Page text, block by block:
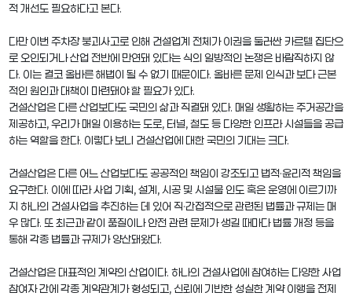
적 개선도 필요하다고 본다.
다만 이번 주차장 붕괴사고로 인해 건설업계 전체가 이권을 둘러싼 카르텔 집단으
로 오인되거나 산업 전반에 만연돼 있다는 식의 일방적인 논쟁은 바람직하지 않
다. 이는 결코 올바른 해법이 될 수 없기 때문이다. 올바른 문제 인식과 보다 근본
적인 원인과 대책이 마련돼야 할 필요가 있다.
건설산업은 다른 산업보다도 국민의 삶과 직결돼 있다. 매일 생활하는 주거공간을
제공하고, 우리가 매일 이용하는 도로, 터널, 철도 등 다양한 인프라 시설들을 공급
하는 역할을 한다. 이렇다 보니 건설산업에 대한 국민의 기대는 크다.
건설산업은 다른 어느 산업보다도 공공적인 책임이 강조되고 법적·윤리적 책임을
요구한다. 이에 따라 사업 기획, 설계, 시공 및 시설물 인도 혹은 운영에 이르기까
지 하나의 건설사업을 추진하는 데 있어 직·간접적으로 관련된 법률과 규제는 매
우 많다. 또 최근과 같이 품질이나 안전 관련 문제가 생길 때마다 법률 개정 등을
통해 각종 법률과 규제가 양산돼왔다.
건설산업은 대표적인 계약의 산업이다. 하나의 건설사업에 참여하는 다양한 사업
참여자 간에 각종 계약관계가 형성되고, 신뢰에 기반한 성실한 계약 이행을 전제